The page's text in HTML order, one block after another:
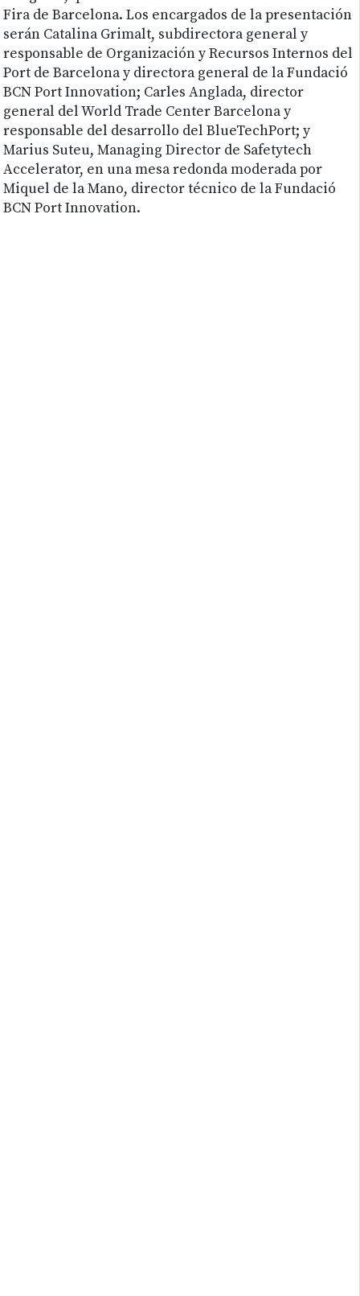
Fira de Barcelona. Los encargados de la presentación
serán Catalina Grimalt, subdirectora general y
responsable de Organización y Recursos Internos del
Port de Barcelona y directora general de la Fundació
BCN Port Innovation; Carles Anglada, director
general del World Trade Center Barcelona y
responsable del desarrollo del BlueTechPort; y
Marius Suteu, Managing Director de Safetytech
Accelerator, en una mesa redonda moderada por
Miquel de la Mano, director técnico de la Fundació
BCN Port Innovation.